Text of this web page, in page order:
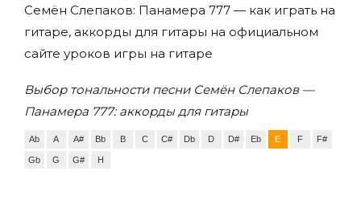
Семён Слепаков: Панамера 777 — как играть на
гитаре, аккорды для гитары на официальном
сайте уроков игры на гитаре
Выбор тональности песни Семён Слепаков —
Панамера 777: аккорды для гитары
Ab A A# Bb B C C# Db D D# Eb E F F#
Gb G G# H